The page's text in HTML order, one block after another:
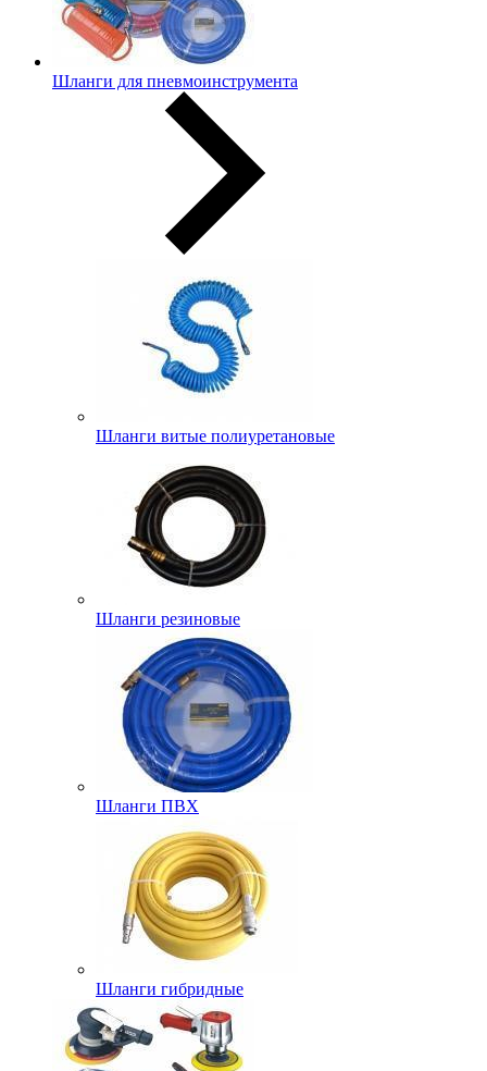
Шланги для пневмоинструмента
Шланги витые полиуретановые
Шланги резиновые
Шланги ПВХ
Шланги гибридные